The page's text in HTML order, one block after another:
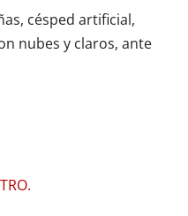
césped artificial,
nubes y claros, ante